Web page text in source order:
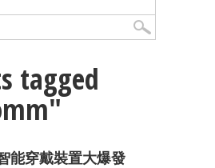
tagged
能穿戴裝置大爆發